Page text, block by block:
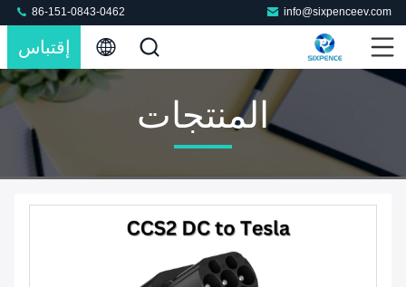
info@sixpenceev.com
86-151-0843-0462
إقتباس
المنتجات